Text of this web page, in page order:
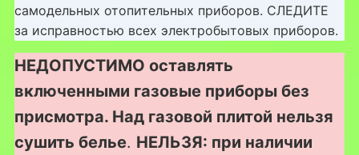
самодельных отопительных приборов. СЛЕДИТЕ
за исправностью всех электробытовых приборов.
НЕДОПУСТИМО оставлять
включенными газовые приборы без
присмотра. Над газовой плитой нельзя
сушить белье. НЕЛЬЗЯ: при наличии